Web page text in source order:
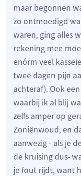
maar begonnen
zo ontmoedigd
waren, ging alles
rekening mee
enórm veel
twee dagen pijn
achteraf). Ook
waarbij ik al blij
zelfs amper op
Zoniënwoud, en
aanwezig - als je
de kruising dus-
je fout rijdt, want